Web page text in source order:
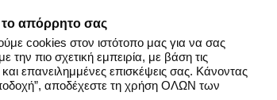
το απόρρητο σας
cookies στον ιστότοπο μας για να σας
την πιο σχετική εμπειρία, με βάση τις
και επανειλημμένες επισκέψεις σας. Κάνοντας
αποδέχεστε τη χρήση ΟΛΩΝ των